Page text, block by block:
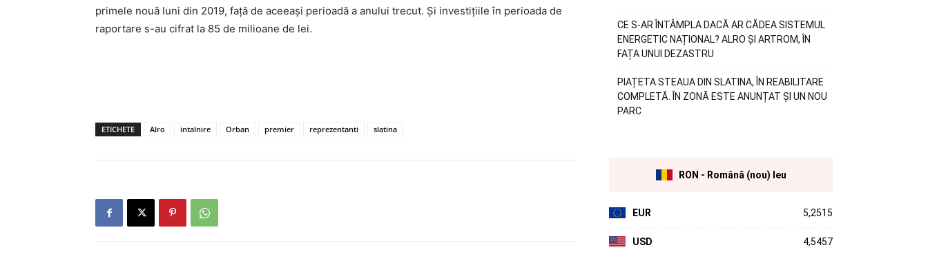
primele nouă luni din 2019, față de aceeași perioadă a anului trecut. Și investițiile în perioada de
raportare s-au cifrat la 85 de milioane de lei.
ETICHETE Alro intalnire Orban premier reprezentanti slatina
CE S-AR ÎNTÂMPLA DACĂ AR CĂDEA SISTEMUL
ENERGETIC NAȚIONAL? ALRO ȘI ARTROM, ÎN
FAȚA UNUI DEZASTRU
PIAȚETA STEAUA DIN SLATINA, ÎN REABILITARE
COMPLETĂ. ÎN ZONĂ ESTE ANUNȚAT ȘI UN NOU
PARC
RON - Română (nou) leu
EUR 5,2515
USD 4,5457